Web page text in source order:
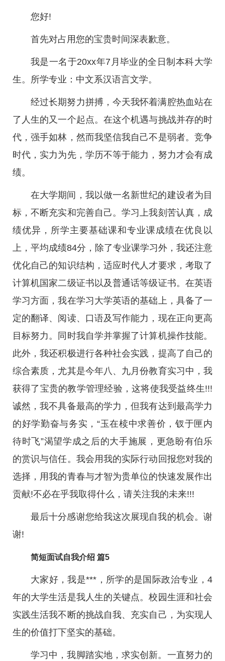
您好!
首先对占用您的宝贵时间深表歉意。
我是一名于20xx年7月毕业的全日制本科大学
生。所学专业：中文系汉语言文学。
经过长期努力拼搏，今天我怀着满腔热血站在
了人生的又一个起点。在这个机遇与挑战并存的时
代，强手如林，然而我坚信我自己不是弱者。竞争
时代，实力为先，学历不等于能力，努力才会有成
绩。
在大学期间，我以做一名新世纪的建设者为目
标，不断充实和完善自己。学习上我刻苦认真，成
绩优异，所学主要基础课和专业课成绩在优良以
上，平均成绩84分，除了专业课学习外，我还注意
优化自己的知识结构，适应时代人才要求，考取了
计算机国家二级证书以及普通话等级证书。在英语
学习方面，我在学习大学英语的基础上，具备了一
定的翻译、阅读、口语及写作能力，现在正向更高
目标努力。同时我自学并掌握了计算机操作技能。
此外，我还积极进行各种社会实践，提高了自己的
综合素质，尤其是今年八、九月份教育实习中，我
获得了宝贵的教学管理经验，这将使我受益终生!!!
诚然，我不具备最高的学力，但我有达到最高学力
的好学勤奋与务实，“玉在椟中求善价，钗于匣内
待时飞”渴望学成之后的大手施展，更急盼有伯乐
的赏识与信任。我会用我的实际行动回报您对我的
选择，用我的青春与才智为贵单位的快速发展作出
贡献!不必在乎我取得什么，请关注我的未来!!!
最后十分感谢您给我这次展现自我的机会。谢
谢!
简短面试自我介绍 篇5
大家好，我是***，所学的是国际政治专业，4
年的大学生活是我人生的关键点。校园生涯和社会
实践生活我不断的挑战自我、充实自己，为实现人
生的价值打下坚实的基础。
学习中，我脚踏实地，求实创新。一直努力的